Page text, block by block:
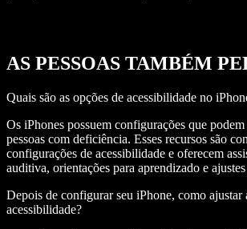
AS PESSOAS TAMBÉM
Quais são as opções de acessibilidade no
Os iPhones possuem configurações que podem
pessoas com deficiência. Esses recursos são
configurações de acessibilidade e oferecem
auditiva, orientações para aprendizado e
Depois de configurar seu iPhone, como ajustar
acessibilidade?